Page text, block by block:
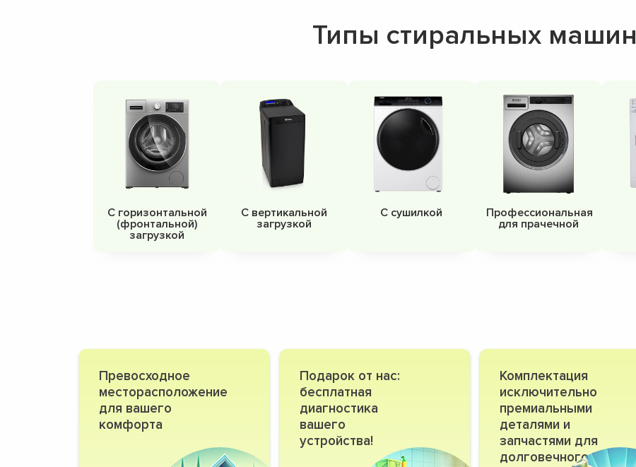
Типы стиральных машин
С горизонтальной
(фронтальной)
загрузкой
С вертикальной
загрузкой
С сушилкой
Профессиональная
для прачечной
Превосходное
месторасположение
для вашего
комфорта
Подарок от нас:
бесплатная
диагностика
вашего
устройства!
Комплектация
исключительно
премиальными
деталями и
запчастями для
долговечного